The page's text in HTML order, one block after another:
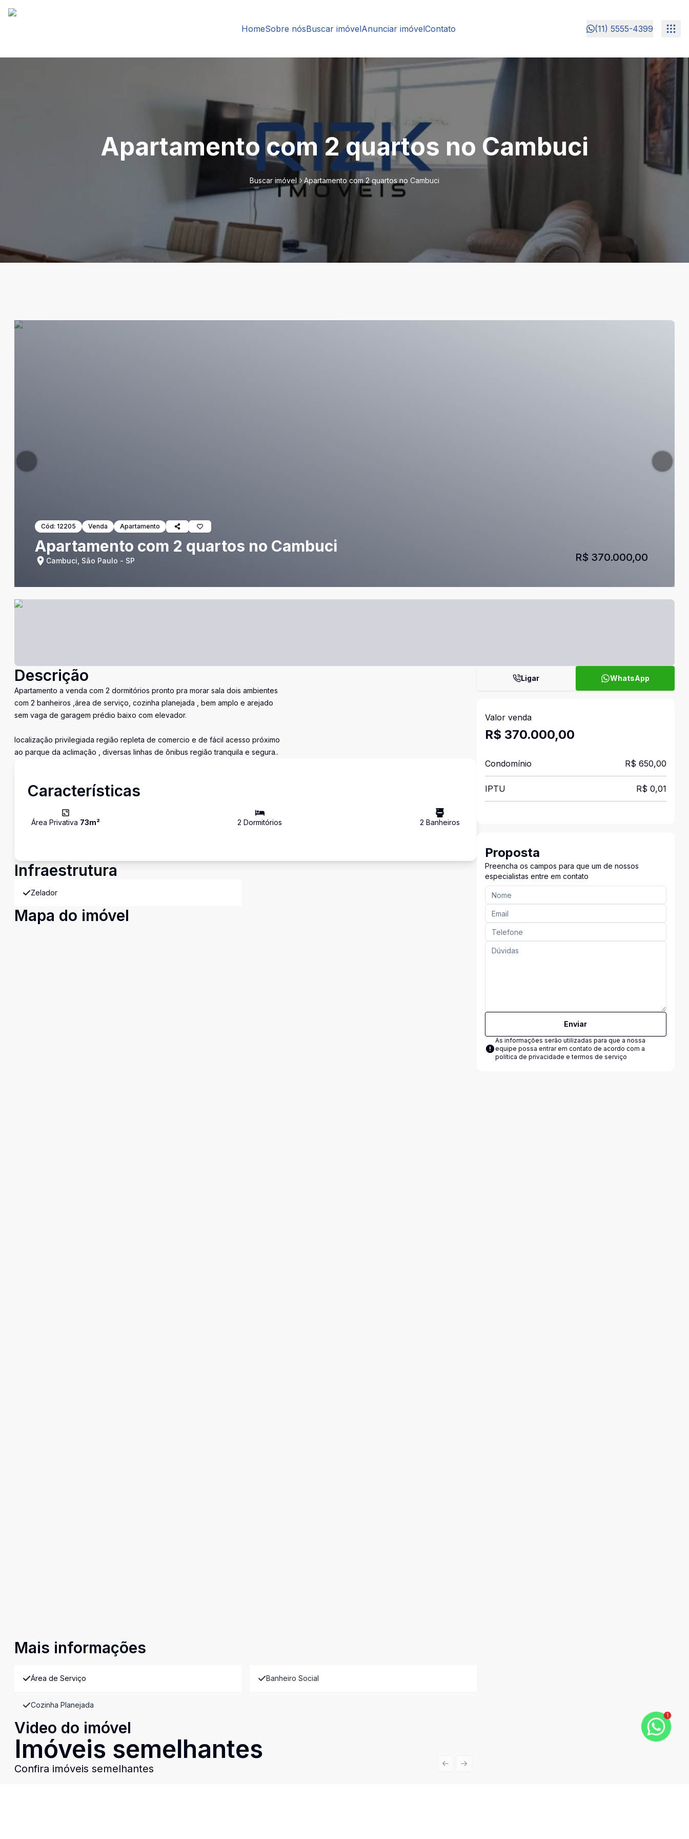
HomeSobre nósBuscar imóvelAnunciar imóvelContato (11) 5555-4399
Apartamento com 2 quartos no Cambuci
Buscar imóvel Apartamento com 2 quartos no Cambuci
Cód: 12205 Venda Apartamento
Apartamento com 2 quartos no Cambuci
Cambuci, São Paulo - SP R$ 370.000,00
Descrição
Apartamento a venda com 2 dormitórios pronto pra morar sala dois ambientes
com 2 banheiros ,área de serviço, cozinha planejada , bem amplo e arejado
sem vaga de garagem prédio baixo com elevador.
localização privilegiada região repleta de comercio e de fácil acesso próximo
ao parque da aclimação , diversas linhas de ônibus região tranquila e segura..
Características
Área Privativa 73m² 2 Dormitórios 2 Banheiros
Infraestrutura
Zelador
Mapa do imóvel
Mais informações
Área de Serviço Banheiro Social
Cozinha Planejada
Video do imóvel
Imóveis semelhantes
Confira imóveis semelhantes Previous slide
Next slide
Ligar WhatsApp
Valor venda
R$ 370.000,00
Condomínio R$ 650,00
IPTU R$ 0,01
Proposta
Preencha os campos para que um de nossos
especialistas entre em contato
Enviar
As informações serão utilizadas para que a nossa
equipe possa entrar em contato de acordo com a
política de privacidade e termos de serviço
1